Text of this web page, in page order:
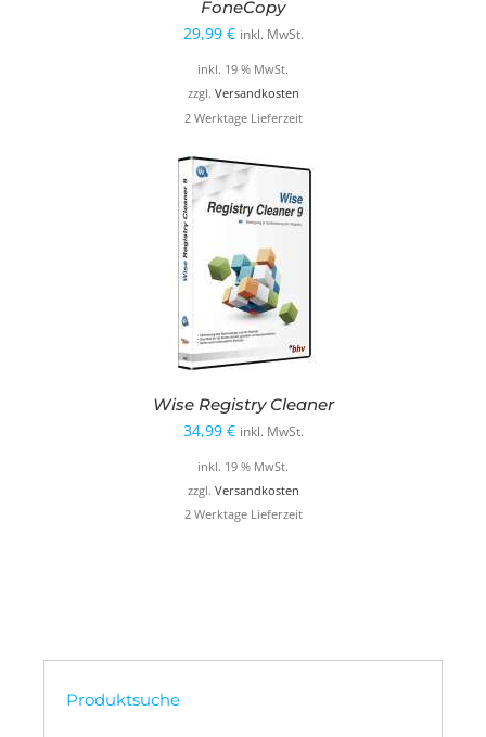
FoneCopy
29,99 € inkl. MwSt.
inkl. 19 % MwSt.
zzgl. Versandkosten
2 Werktage Lieferzeit
Wise Registry Cleaner
34,99 € inkl. MwSt.
inkl. 19 % MwSt.
zzgl. Versandkosten
2 Werktage Lieferzeit
Produktsuche